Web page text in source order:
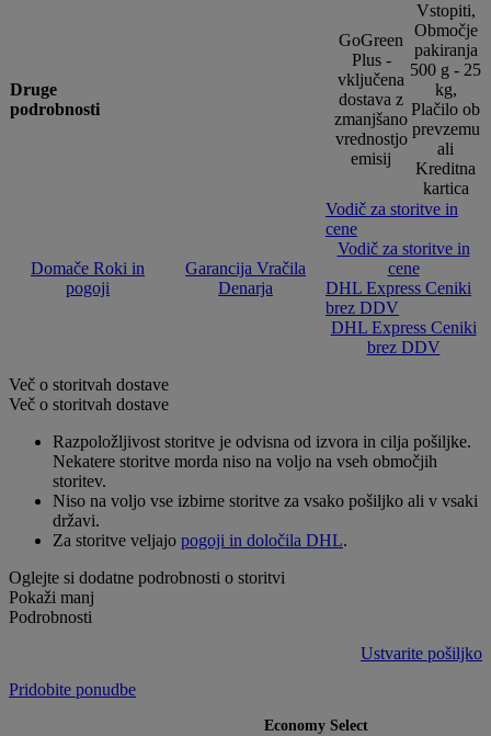
Druge
podrobnosti
GoGreen
Plus -
vključena
dostava z
zmanjšano
vrednostjo
emisij
Vstopiti,
Območje
pakiranja
500 g - 25
kg,
Plačilo ob
prevzemu
ali
Kreditna
kartica
Domače Roki in
pogoji
Garancija Vračila
Denarja
Vodič za storitve in
cene
Vodič za storitve in
cene
DHL Express Ceniki
brez DDV
DHL Express Ceniki
brez DDV
Več o storitvah dostave
Več o storitvah dostave
Razpoložljivost storitve je odvisna od izvora in cilja pošiljke.
Nekatere storitve morda niso na voljo na vseh območjih
storitev.
Niso na voljo vse izbirne storitve za vsako pošiljko ali v vsaki
državi.
Za storitve veljajo pogoji in določila DHL.
Oglejte si dodatne podrobnosti o storitvi
Pokaži manj
Podrobnosti
Ustvarite pošiljko
Pridobite ponudbe
Economy Select